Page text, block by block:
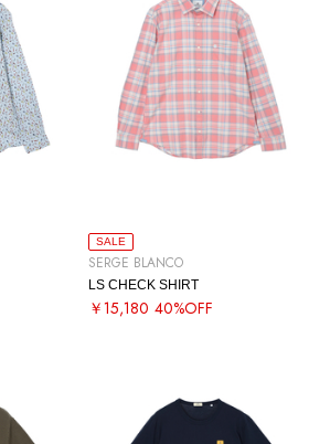
SALE
SERGE BLANCO
LS CHECK SHIRT
￥15,180 40%OFF